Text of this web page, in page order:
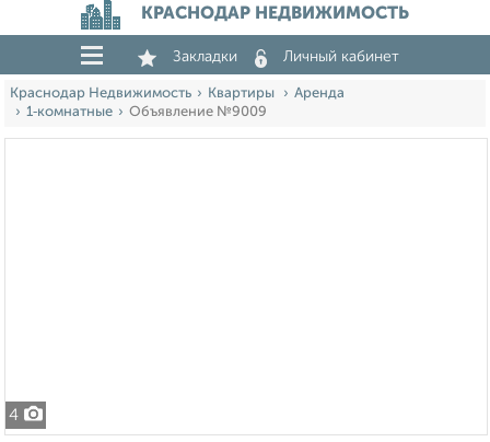
КРАСНОДАР НЕДВИЖИМОСТЬ
Закладки Личный кабинет
Краснодар Недвижимость Квартиры
Аренда
1‑комнатные
Объявление №9009
4